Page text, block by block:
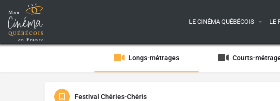
LE CINÉMA QUÉBÉCOIS LE
Longs-métrages Courts-
Festival Chéries-Chéris